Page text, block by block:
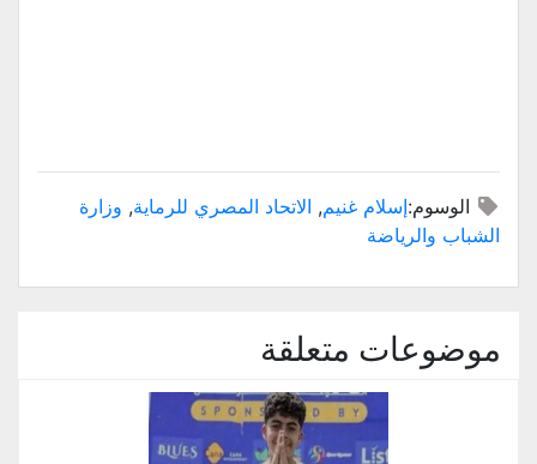
الوسوم:إسلام غنيم, الاتحاد المصري للرماية, وزارة
الشباب والرياضة
موضوعات متعلقة